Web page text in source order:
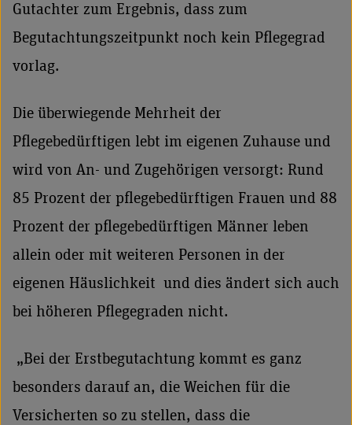
Gutachter zum Ergebnis, dass zum
Begutachtungszeitpunkt noch kein Pflegegrad
vorlag.
Die überwiegende Mehrheit der
Pflegebedürftigen lebt im eigenen Zuhause und
wird von An- und Zugehörigen versorgt: Rund
85 Prozent der pflegebedürftigen Frauen und 88
Prozent der pflegebedürftigen Männer leben
allein oder mit weiteren Personen in der
eigenen Häuslichkeit und dies ändert sich auch
bei höheren Pflegegraden nicht.
„Bei der Erstbegutachtung kommt es ganz
besonders darauf an, die Weichen für die
Versicherten so zu stellen, dass die